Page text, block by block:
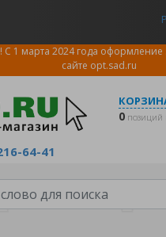
1 марта 2024 года
сайте opt.sad.ru
0 позиций
64-41